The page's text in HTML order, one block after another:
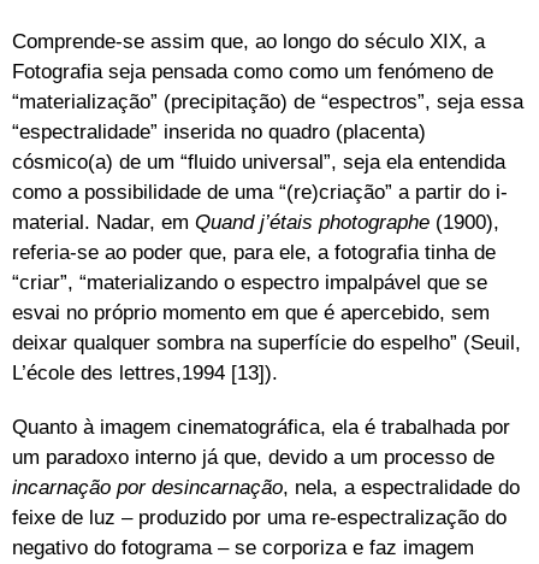
Comprende-se assim que, ao longo do século XIX, a
Fotografia seja pensada como como um fenómeno de
“materialização” (precipitação) de “espectros”, seja essa
“espectralidade” inserida no quadro (placenta)
cósmico(a) de um “fluido universal”, seja ela entendida
como a possibilidade de uma “(re)criação” a partir do i-
material. Nadar, em Quand j’étais photographe (1900),
referia-se ao poder que, para ele, a fotografia tinha de
“criar”, “materializando o espectro impalpável que se
esvai no próprio momento em que é apercebido, sem
deixar qualquer sombra na superfície do espelho” (Seuil,
L’école des lettres,1994 [13]).
Quanto à imagem cinematográfica, ela é trabalhada por
um paradoxo interno já que, devido a um processo de
incarnação por desincarnação, nela, a espectralidade do
feixe de luz – produzido por uma re-espectralização do
negativo do fotograma – se corporiza e faz imagem